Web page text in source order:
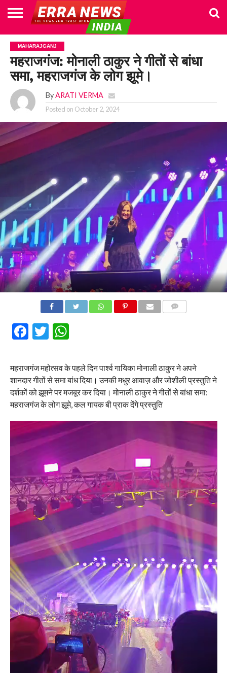
HOME
POLITICS
NEWS
BUSINESS
CULTURE
NATIONAL
SPORTS
LIFESTYLE
TRAVEL
OPINION
BREAKING
NEWS
ENTERTAINMENT
WORLD
CRIME
JOIN
US
MAHARAJGANJ
महराजगंज: मोनाली ठाकुर ने गीतों से बांधा
समा, महराजगंज के लोग झूमे।
By ARATI VERMA
Posted on October 2, 2024
Facebook
Twitter
WhatsApp
महराजगंज महोत्सव के पहले दिन पार्श्व गायिका मोनाली ठाकुर ने अपने
शानदार गीतों से समा बांध दिया। उनकी मधुर आवाज़ और जोशीली प्रस्तुति ने
दर्शकों को झूमने पर मजबूर कर दिया। मोनाली ठाकुर ने गीतों से बांधा समा:
महराजगंज के लोग झूमे, कल गायक बी प्राक देंगे प्रस्तुति